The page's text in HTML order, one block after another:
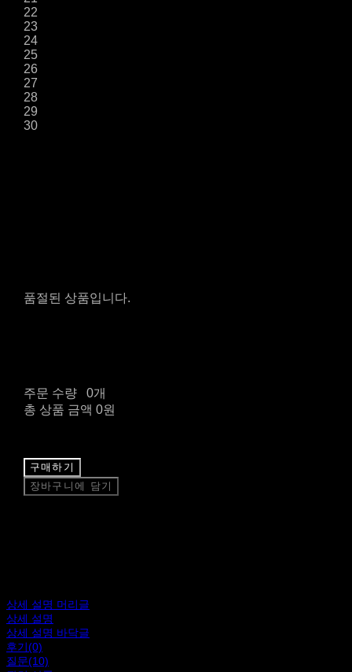
22
23
24
25
26
27
28
29
30
품절된 상품입니다.
주문 수량
0개
총 상품 금액 0원
구매하기
장바구니에 담기
상세 설명 머리글
상세 설명
상세 설명 바닥글
후기(0)
질문(10)